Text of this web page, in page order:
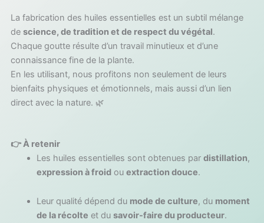
La fabrication des huiles essentielles est un subtil mélange
de science, de tradition et de respect du végétal.
Chaque goutte résulte d’un travail minutieux et d’une
connaissance fine de la plante.
En les utilisant, nous profitons non seulement de leurs
bienfaits physiques et émotionnels, mais aussi d’un lien
direct avec la nature. 🌿
👉 À retenir
Les huiles essentielles sont obtenues par distillation,
expression à froidou extraction douce.
Leur qualité dépend du mode de culture, du moment
de la récolte et du savoir-faire du producteur.